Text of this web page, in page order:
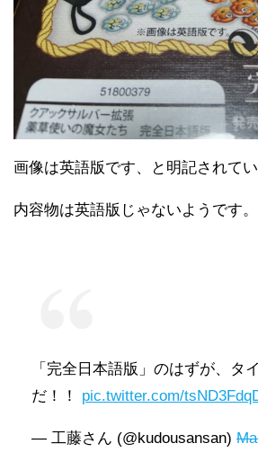
画像は英語版です、と明記されてい
内容物は英語版じゃないようです。
「完全日本語版」のはずが、タ
だ！！ pic.twitter.com/
— 工藤さん (@kudousansan)